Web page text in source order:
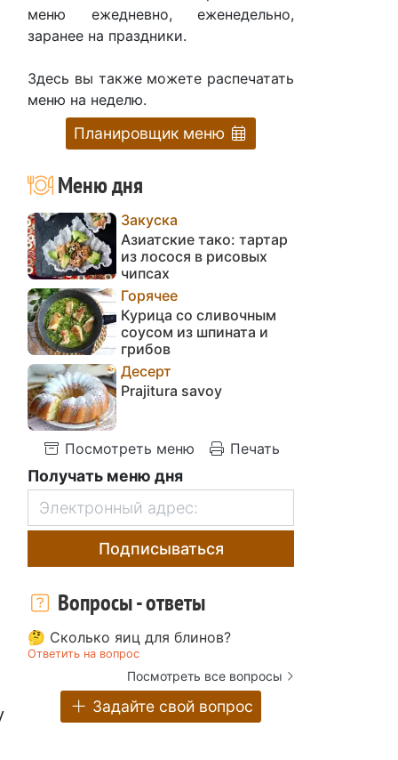
меню ежедневно, еженедельно,
заранее на праздники.
Здесь вы также можете распечатать
меню на неделю.
Планировщик меню
Меню дня
Закуска
Азиатские тако: тартар
из лосося в рисовых
чипсах
Горячее
Курица со сливочным
соусом из шпината и
грибов
Десерт
Prajitura savoy
Посмотреть меню Печать
Получать меню дня
Подписываться
Вопросы - ответы
🤔 Сколько яиц для блинов?
Ответить на вопрос
Посмотреть все вопросы
Задайте свой вопрос